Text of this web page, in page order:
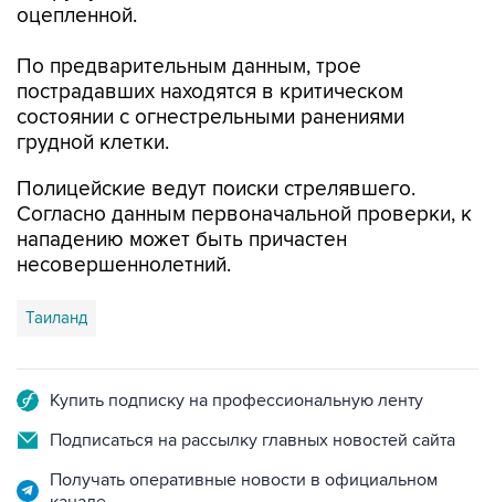
По предварительным данным, трое
состоянии с огнестрельными ранениями
грудной клетки.
Полицейские ведут поиски стрелявшего.
нападению может быть причастен
несовершеннолетний.
Таиланд
Подписаться на рассылку главных новостей сайта
Получать оперативные новости в официальном